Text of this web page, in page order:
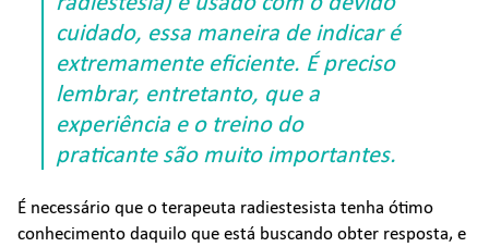
cuidado, essa maneira de indicar é
extremamente eficiente. É preciso
lembrar, entretanto, que a
experiência e o treino do
praticante são muito importantes.
É necessário que o terapeuta radiestesista tenha ótimo
conhecimento daquilo que está buscando obter resposta, e